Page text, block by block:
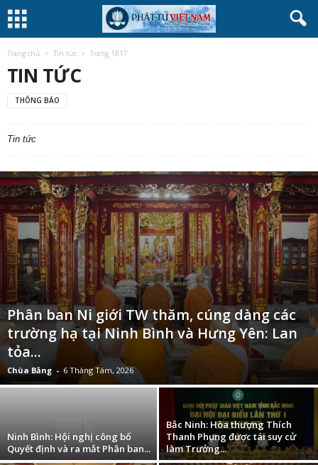
Trang chủ Tin tức Trang 1817
TIN TỨC
THÔNG BÁO
Tin tức
Phân ban Ni giới TW thăm, cúng dàng các
trường hạ tại Ninh Bình và Hưng Yên: Lan
tỏa...
Chùa Bằng - 6 Tháng Tám, 2026
Ninh Bình: Hội nghị công bố
Quyết định và ra mắt Phân ban...
Bắc Ninh: Hòa thượng Thích
Thanh Phụng được tái suy cử
làm Trưởng...